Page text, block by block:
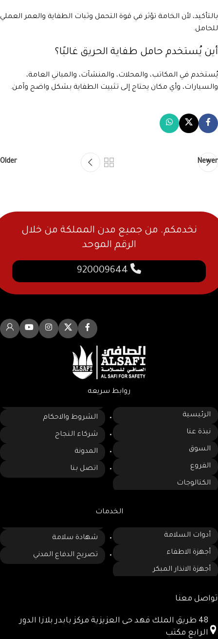
بالتأكيد، لأن الخامة تؤثر في قوة التحمل وثبات الطفاية والعمر العملي
للحامل.
أين يُستخدم حامل طفاية الحريق غالبًا؟
يُستخدم في المكاتب، والمحلات، والمنشآت، والمباني العامة،
والسيارات، وأي مكان يحتاج إلى تثبيت الطفاية بشكل واضح وآمن.
Newer
Older
نخدمكم. من جميع مدن المملكة من خلال
الرقم الموحد
روابط سريعه
الرئيسية
نبذة عنا
السوق
الفروع
الكتالوجات
الشروط والاحكام
شركاء النجاح
المدونة
اتصل بنا
الخدمات
أدوات السلامة
أجهزة الاطفاء
أجهزة الانذار المبكر
شهادة سلامة
تصريح الدفاع المدني
تواصل معنا
48 طريق الملك فهد حى العزيزية مركز بابدر بلازا الدور
الرابع مكتب